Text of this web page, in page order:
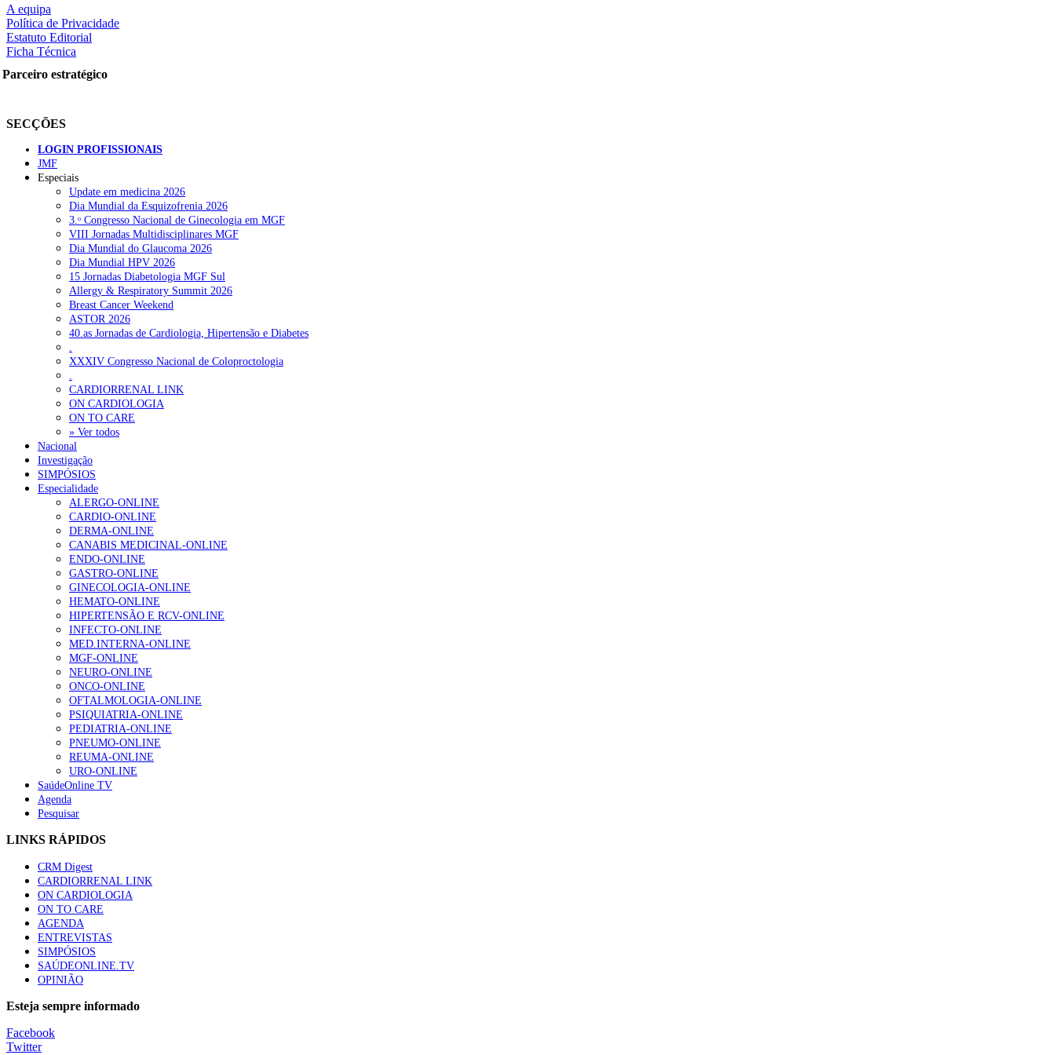
nas redes sociais:
RECENTES
Portugal está a formar os médicos de que precisa?
Estudantes de Medicina representados na 79.ª World Health Assembly
SCORA X-Change Portugal promove formação internacional em saúde sexual e reprodutiva
ANEM reúne com coordenador do Pacto Estratégico para a Saúde
Sindicato diz que nova carreira de médicos dentistas reforça estabilidade no SNS
MAIS LIDAS
Enfermagem Forense. “Da urgência ao tribunal, cada gesto conta e cada profissional faz a diferença”
202 visualizações
Alguns milhares de utentes podem ficar sem médico de família com nova regras do registo, alerta associação
175 visualizações
Quase quatro em cada dez doentes com enfarte apresentavam níveis elevados de Lp(a), revela estudo
86 visualizações
“Os programas de rastreio do cancro do pulmão são custo-efetivos e representam um investimento sustentável para os sistemas de saúde”
66 visualizações
Trodelvy aprovado para primeira linha no cancro da mama triplo negativo metastático em doentes não elegíveis para inibidores PD-(L)1
61 visualizações
Especialistas defendem mais potássio na alimentação para ajudar a controlar a hipertensão
57 visualizações
MAIS NOTÍCIAS
Sindicato diz que nova carreira de médicos dentistas reforça estabilidade no SNS
6 Ago, 2026|0 Comments
Mais de 400 utentes beneficiaram de comparticipação reforçada para tratamentos de infertilidade na Madeira
A equipa
Política de Privacidade
Estatuto Editorial
Ficha Técnica
Parceiro estratégico
SECÇÕES
LOGIN PROFISSIONAIS
JMF
Especiais
Update em medicina 2026
Dia Mundial da Esquizofrenia 2026
3.ᵒ Congresso Nacional de Ginecologia em MGF
VIII Jornadas Multidisciplinares MGF
Dia Mundial do Glaucoma 2026
Dia Mundial HPV 2026
15 Jornadas Diabetologia MGF Sul
Allergy & Respiratory Summit 2026
Breast Cancer Weekend
ASTOR 2026
40.as Jornadas de Cardiologia, Hipertensão e Diabetes
.
XXXIV Congresso Nacional de Coloproctologia
.
CARDIORRENAL LINK
ON CARDIOLOGIA
ON TO CARE
» Ver todos
Nacional
Investigação
SIMPÓSIOS
Especialidade
ALERGO-ONLINE
CARDIO-ONLINE
DERMA-ONLINE
CANABIS MEDICINAL-ONLINE
ENDO-ONLINE
GASTRO-ONLINE
GINECOLOGIA-ONLINE
HEMATO-ONLINE
HIPERTENSÃO E RCV-ONLINE
INFECTO-ONLINE
MED.INTERNA-ONLINE
MGF-ONLINE
NEURO-ONLINE
ONCO-ONLINE
OFTALMOLOGIA-ONLINE
PSIQUIATRIA-ONLINE
PEDIATRIA-ONLINE
PNEUMO-ONLINE
REUMA-ONLINE
URO-ONLINE
SaúdeOnline TV
Agenda
Pesquisar
LINKS RÁPIDOS
CRM Digest
CARDIORRENAL LINK
ON CARDIOLOGIA
ON TO CARE
AGENDA
ENTREVISTAS
SIMPÓSIOS
SAÚDEONLINE.TV
OPINIÃO
Esteja sempre informado
Facebook
Twitter